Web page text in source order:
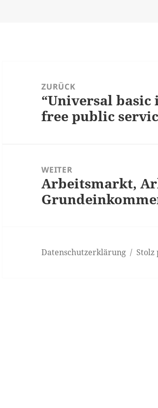
NavigationZURÜCK
Vorheriger
Beitrag:
“Universal basic
free public
WEITER
Nächster
Beitrag:
Arbeitsmarkt,
Datenschutzerklärung Stolz